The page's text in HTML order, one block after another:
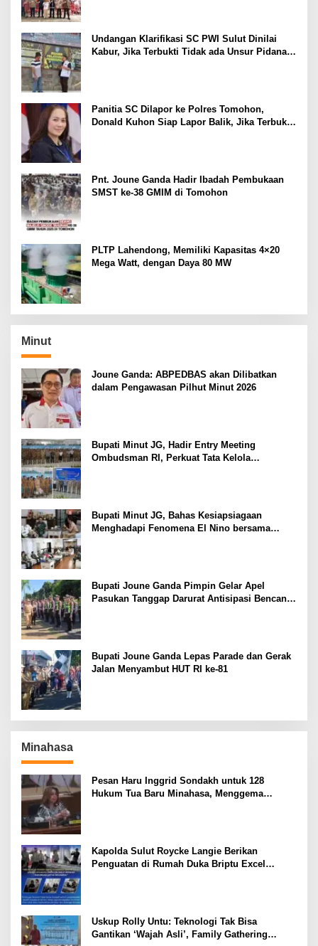
Undangan Klarifikasi SC PWI Sulut Dinilai
Kabur, Jika Terbukti Tidak ada Unsur Pidana
Panitia SC Dilapor ke Polres Tomohon,
Donald Kuhon Siap Lapor Balik, Jika Terbukti
Pnt. Joune Ganda Hadir Ibadah Pembukaan
SMST ke-38 GMIM di Tomohon
PLTP Lahendong, Memiliki Kapasitas 4×20
Mega Watt, dengan Daya 80 MW
Minut
Joune Ganda: ABPEDBAS akan Dilibatkan
dalam Pengawasan Pilhut Minut 2026
Bupati Minut JG, Hadir Entry Meeting
Ombudsman RI, Perkuat Tata Kelola
Bupati Minut JG, Bahas Kesiapsiagaan
Menghadapi Fenomena El Nino bersama
Bupati Joune Ganda Pimpin Gelar Apel
Pasukan Tanggap Darurat Antisipasi Bencana
Bupati Joune Ganda Lepas Parade dan Gerak
Jalan Menyambut HUT RI ke-81
Minahasa
Pesan Haru Inggrid Sondakh untuk 128
Hukum Tua Baru Minahasa, Menggema
Kapolda Sulut Roycke Langie Berikan
Penguatan di Rumah Duka Briptu Excel
Uskup Rolly Untu: Teknologi Tak Bisa
Gantikan ‘Wajah Asli’, Family Gathering